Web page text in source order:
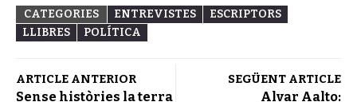
CATEGORIES ENTREVISTES
ESCRIPTORS
LLIBRES
POLÍTICA
ARTICLE ANTERIOR
Sense històries la terra
SEGÜENT ARTICLE
Alvar Aalto: